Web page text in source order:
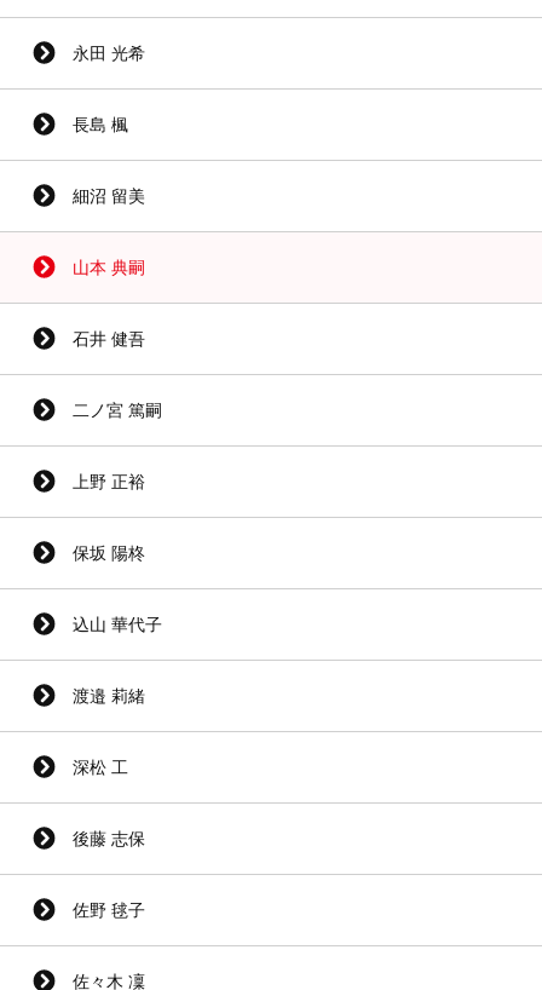
永田 光希
長島 楓
細沼 留美
山本 典嗣
石井 健吾
二ノ宮 篤嗣
上野 正裕
保坂 陽柊
込山 華代子
渡邉 莉緒
深松 工
後藤 志保
佐野 毬子
佐々木 凜